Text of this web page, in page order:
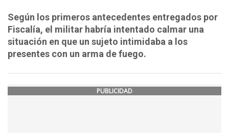
Según los primeros antecedentes entregados por
Fiscalía, el militar habría intentado calmar una
situación en que un sujeto intimidaba a los
presentes con un arma de fuego.
PUBLICIDAD